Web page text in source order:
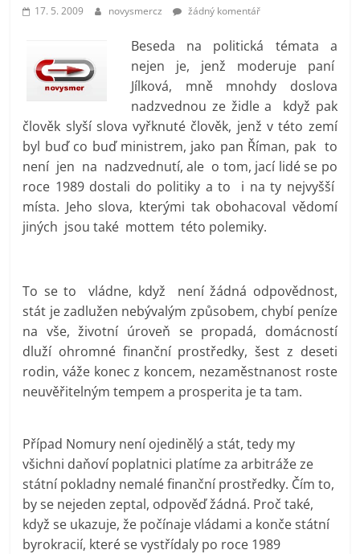
prospívá?
17. 5. 2009 novysmercz žádný komentář
Beseda na politická témata a
nejen je, jenž moderuje paní
Jílková, mně mnohdy doslova
nadzvednou ze židle a když pak
člověk slyší slova vyřknuté člověk, jenž v této zemí
byl buď co buď ministrem, jako pan Říman, pak to
není jen na nadzvednutí, ale o tom, jací lidé se po
roce 1989 dostali do politiky a to i na ty nejvyšší
místa. Jeho slova, kterými tak obohacoval vědomí
jiných jsou také mottem této polemiky.
To se to vládne, když není žádná odpovědnost,
stát je zadlužen nebývalým způsobem, chybí peníze
na vše, životní úroveň se propadá, domácností
dluží ohromné finanční prostředky, šest z deseti
rodin, váže konec z koncem, nezaměstnanost roste
neuvěřitelným tempem a prosperita je ta tam.
Případ Nomury není ojedinělý a stát, tedy my
všichni daňoví poplatnici platíme za arbitráže ze
státní pokladny nemalé finanční prostředky. Čím to,
by se nejeden zeptal, odpověď žádná. Proč také,
když se ukazuje, že počínaje vládami a konče státní
byrokracií, které se vystřídaly po roce 1989